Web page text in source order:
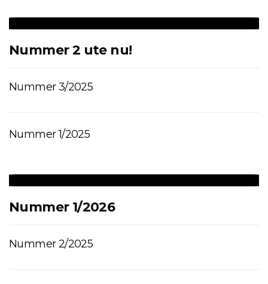
Nummer 2 ute nu!
Nummer 3/2025
Nummer 1/2025
Nummer 1/2026
Nummer 2/2025